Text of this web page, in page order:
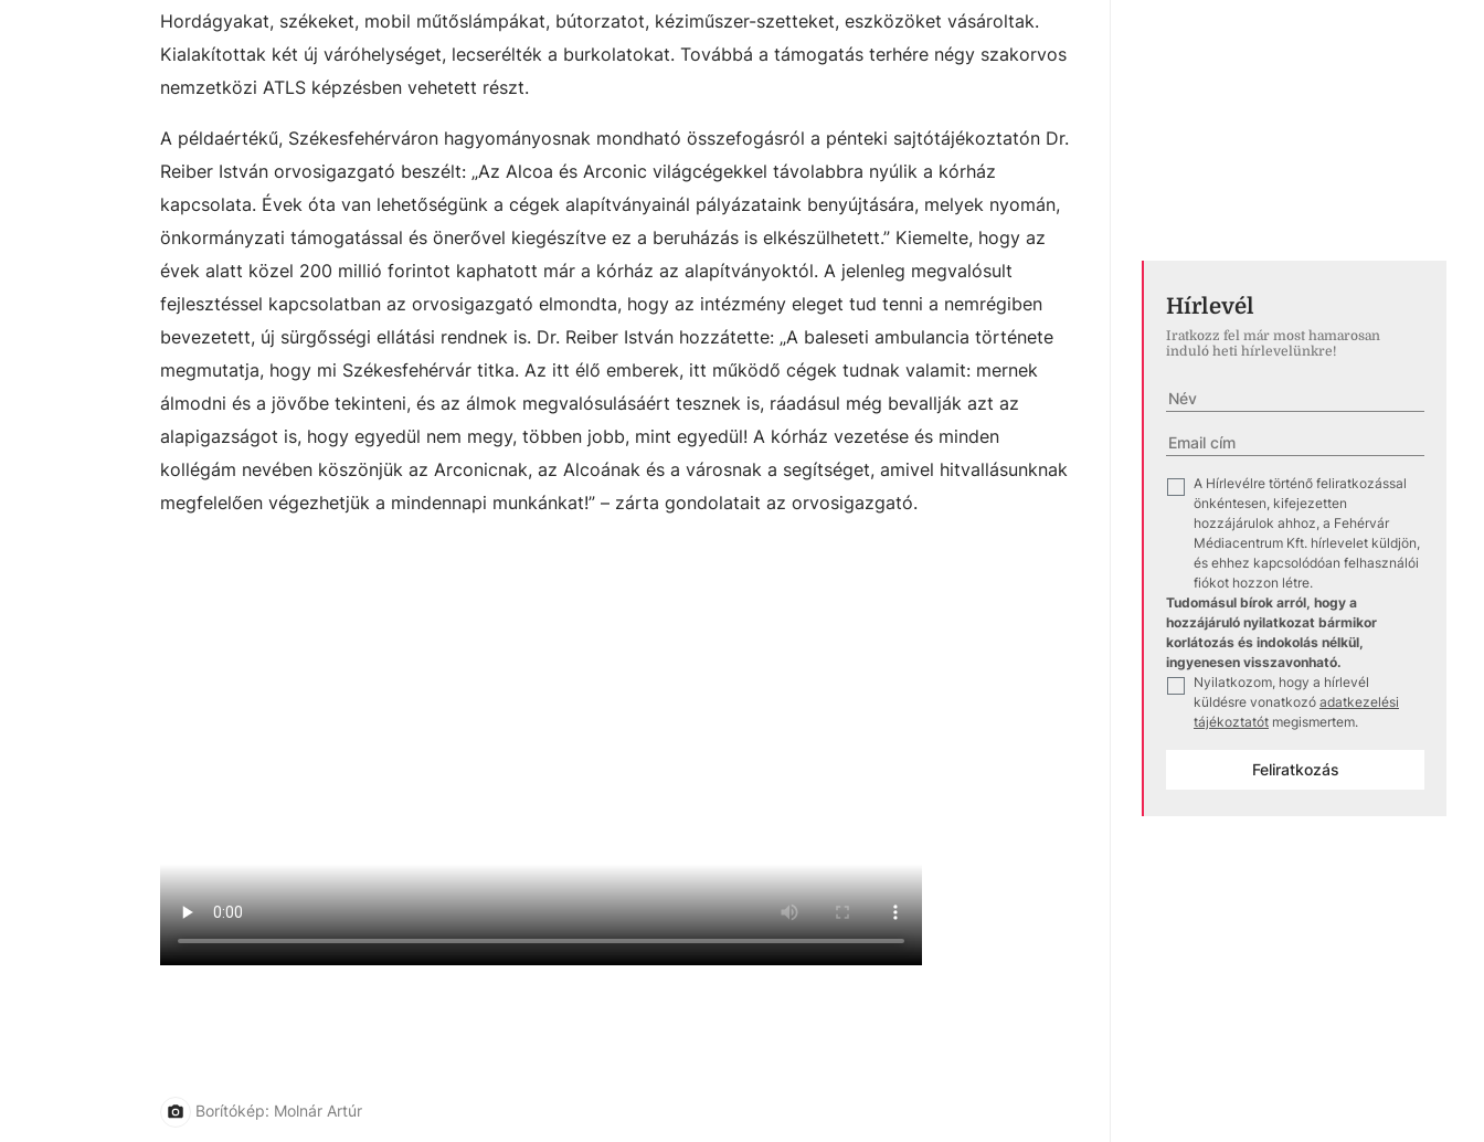
Hordágyakat, székeket, mobil műtőslámpákat, bútorzatot, kéziműszer-szetteket, eszközöket vásároltak.
Kialakítottak két új váróhelységet, lecserélték a burkolatokat. Továbbá a támogatás terhére négy szakorvos
nemzetközi ATLS képzésben vehetett részt.
A példaértékű, Székesfehérváron hagyományosnak mondható összefogásról a pénteki sajtótájékoztatón Dr.
Reiber István orvosigazgató beszélt: „Az Alcoa és Arconic világcégekkel távolabbra nyúlik a kórház
kapcsolata. Évek óta van lehetőségünk a cégek alapítványainál pályázataink benyújtására, melyek nyomán,
önkormányzati támogatással és önerővel kiegészítve ez a beruházás is elkészülhetett.” Kiemelte, hogy az
évek alatt közel 200 millió forintot kaphatott már a kórház az alapítványoktól. A jelenleg megvalósult
fejlesztéssel kapcsolatban az orvosigazgató elmondta, hogy az intézmény eleget tud tenni a nemrégiben
bevezetett, új sürgősségi ellátási rendnek is. Dr. Reiber István hozzátette: „A baleseti ambulancia története
megmutatja, hogy mi Székesfehérvár titka. Az itt élő emberek, itt működő cégek tudnak valamit: mernek
álmodni és a jövőbe tekinteni, és az álmok megvalósulásáért tesznek is, ráadásul még bevallják azt az
alapigazságot is, hogy egyedül nem megy, többen jobb, mint egyedül! A kórház vezetése és minden
kollégám nevében köszönjük az Arconicnak, az Alcoának és a városnak a segítséget, amivel hitvallásunknak
megfelelően végezhetjük a mindennapi munkánkat!” – zárta gondolatait az orvosigazgató.
Borítókép: Molnár Artúr
Hírlevél
Iratkozz fel már most hamarosan
induló heti hírlevelünkre!
A Hírlevélre történő feliratkozással
önkéntesen, kifejezetten
hozzájárulok ahhoz, a Fehérvár
Médiacentrum Kft. hírlevelet küldjön,
és ehhez kapcsolódóan felhasználói
fiókot hozzon létre.
Tudomásul bírok arról, hogy a
hozzájáruló nyilatkozat bármikor
korlátozás és indokolás nélkül,
ingyenesen visszavonható.
Nyilatkozom, hogy a hírlevél
küldésre vonatkozó adatkezelési
tájékoztatót megismertem.
Feliratkozás